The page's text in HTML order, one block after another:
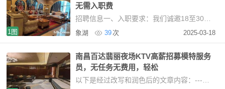
1图
无需入职费
象湖 39次 2025-03-18
南昌百达翡丽夜场KTV高薪招募模特服务
员，无任务无费用，轻松